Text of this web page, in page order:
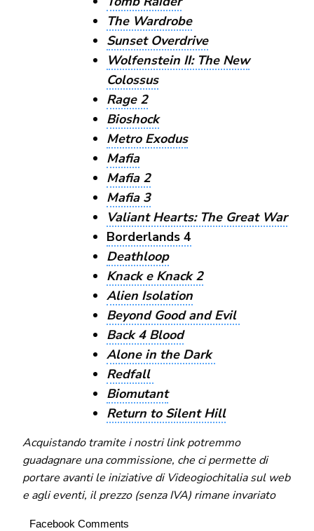
The Wardrobe
Sunset Overdrive
Wolfenstein II: The New
Colossus
Rage 2
Bioshock
Metro Exodus
Mafia
Mafia 2
Mafia 3
Valiant Hearts: The Great War
Borderlands 4
Deathloop
Knack e Knack 2
Alien Isolation
Beyond Good and Evil
Back 4 Blood
Alone in the Dark
Redfall
Biomutant
Return to Silent Hill
Acquistando tramite i nostri link potremmo
guadagnare una commissione, che ci permette di
portare avanti le iniziative di Videogiochitalia sul web
e agli eventi, il prezzo (senza IVA) rimane invariato
Facebook Comments